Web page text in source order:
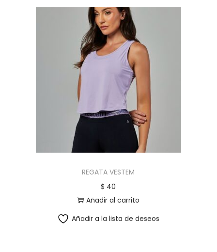
REGATA VESTEM
$ 40
Añadir al carrito
Añadir a la lista de deseos